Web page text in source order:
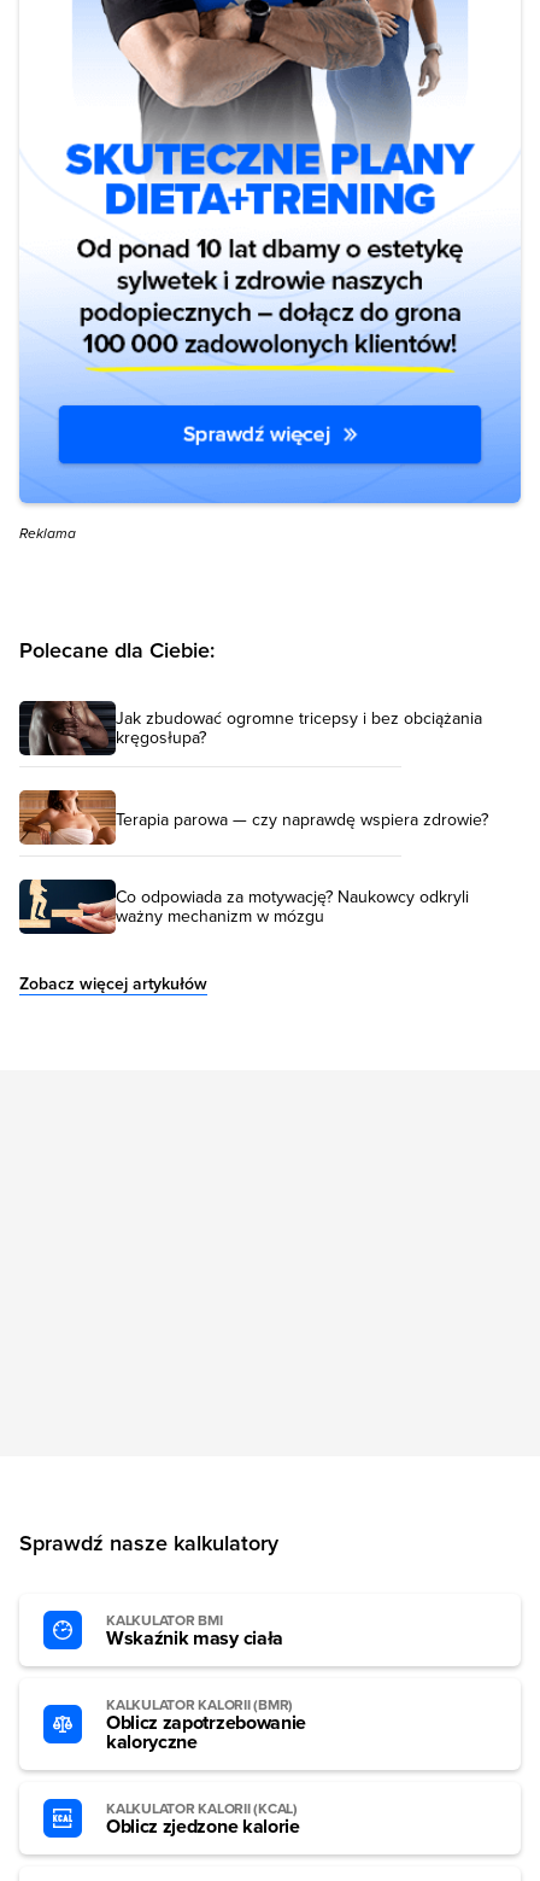
Reklama
Polecane dla Ciebie:
Jak zbudować ogromne tricepsy i bez obciążania
kręgosłupa?
Terapia parowa — czy naprawdę wspiera zdrowie?
Co odpowiada za motywację? Naukowcy odkryli
ważny mechanizm w mózgu
Zobacz więcej artykułów
Sprawdź nasze kalkulatory
KALKULATOR BMI
Wskaźnik masy ciała
KALKULATOR KALORII (BMR)
Oblicz zapotrzebowanie
kaloryczne
KALKULATOR KALORII (KCAL)
Oblicz zjedzone kalorie